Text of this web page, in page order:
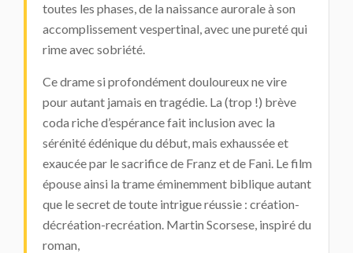
toutes les phases, de la naissance aurorale à son
accomplissement vespertinal, avec une pureté qui
rime avec sobriété.
Ce drame si profondément douloureux ne vire
pour autant jamais en tragédie. La (trop !) brève
coda riche d’espérance fait inclusion avec la
sérénité édénique du début, mais exhaussée et
exaucée par le sacrifice de Franz et de Fani. Le film
épouse ainsi la trame éminemment biblique autant
que le secret de toute intrigue réussie : création-
décréation-recréation. Martin Scorsese, inspiré du
roman,